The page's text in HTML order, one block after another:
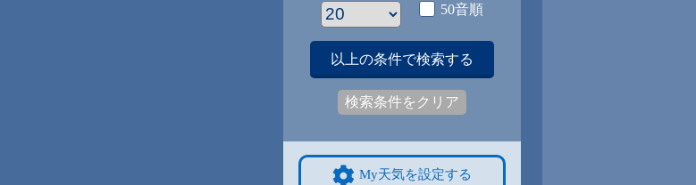
50音順
以上の条件で検索する
検索条件をクリア
My天気を設定する